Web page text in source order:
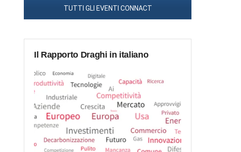
TUTTI GLI EVENTI CONNACT
Il Rapporto Draghi in italiano